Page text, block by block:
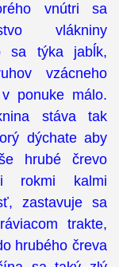
vnútri sa
vlákniny
sa týka jabĺk,
vzácneho
ponuke málo.
stáva tak
dýchate aby
hrubé črevo
rokmi kalmi
zastavuje sa
trakte,
hrubého čreva